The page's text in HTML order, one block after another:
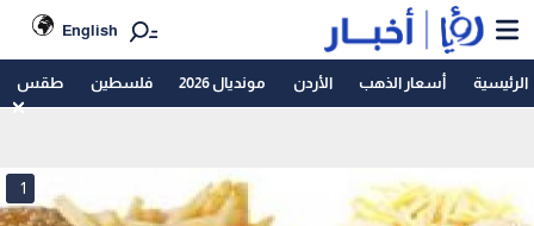
English
الرئيسية أسعار الذهب الأردن مونديال 2026 فلسطين طقس
1